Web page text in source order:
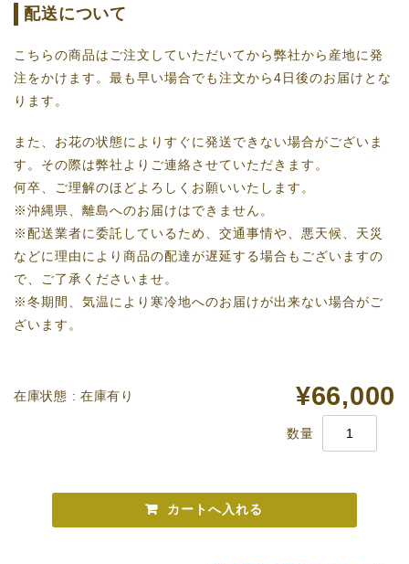
配送について
こちらの商品はご注文していただいてから弊社から産地に発
注をかけます。最も早い場合でも注文から4日後のお届けとな
ります。
また、お花の状態によりすぐに発送できない場合がございま
す。その際は弊社よりご連絡させていただきます。
何卒、ご理解のほどよろしくお願いいたします。
※沖縄県、離島へのお届けはできません。
※配送業者に委託しているため、交通事情や、悪天候、天災
などに理由により商品の配達が遅延する場合もございますの
で、ご了承くださいませ。
※冬期間、気温により寒冷地へのお届けが出来ない場合がご
ざいます。
在庫状態 : 在庫有り ¥66,000
数量